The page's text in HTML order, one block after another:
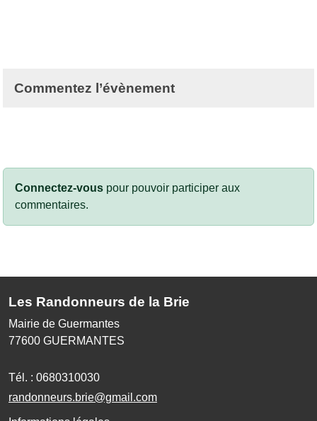
Commentez l’évènement
Connectez-vous pour pouvoir participer aux
commentaires.
Les Randonneurs de la Brie
Mairie de Guermantes
77600 GUERMANTES
Tél. : 0680310030
randonneurs.brie@gmail.com